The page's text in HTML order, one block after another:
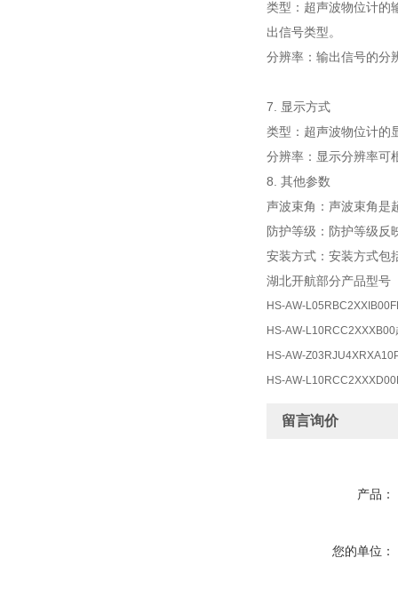
类型：超声波物位计的
出信号类型。
分辨率：输出信号的分
7. 显示方式
类型：超声波物位计的
分辨率：显示分辨率可
8. 其他参数
声波束角：声波束角是
防护等级：防护等级反
安装方式：安装方式包
湖北开航部分产品型号
HS-AW-
HS-AW-
HS-AW-
HS-AW-
留言询价
产品：
您的单位：